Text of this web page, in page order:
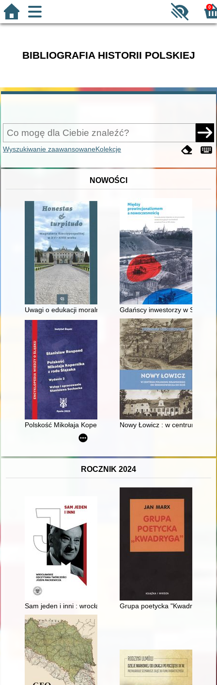
0
BIBLIOGRAFIA HISTORII POLSKIEJ
Wyszukiwanie zaawansowaneKolekcje
NOWOŚCI
Uwagi o edukacji moralnej synów szlacheckich w XVI-
Gdańscy inwestorzy w
Polskość Mikołaja Kopernika z rodu ŚlązakaNowy Łowicz : w centrum
ROCZNIK 2024
Sam jeden i inni : wrocławskie odczytania twórczości Józefa
Grupa poetycka "Kwadryga"